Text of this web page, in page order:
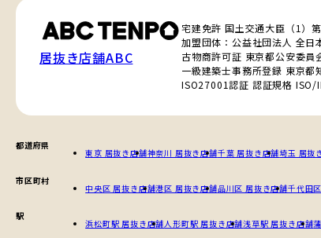
居抜き店舗ABC
宅建免許 国土交通大臣（1）
加盟団体：公益社団法人 全日
古物商許可証 東京都公安委
一級建築士事務所登録 東京都
ISO27001認証 認証規格
都道府県
東京 居抜き店舗神奈川 居抜き店舗千葉 居抜き店舗埼玉 居抜
市区町村
中央区 居抜き店舗港区 居抜き店舗品川区 居抜き店舗千代田
駅
浜松町駅 居抜き店舗人形町駅 居抜き店舗浅草駅 居抜き店舗